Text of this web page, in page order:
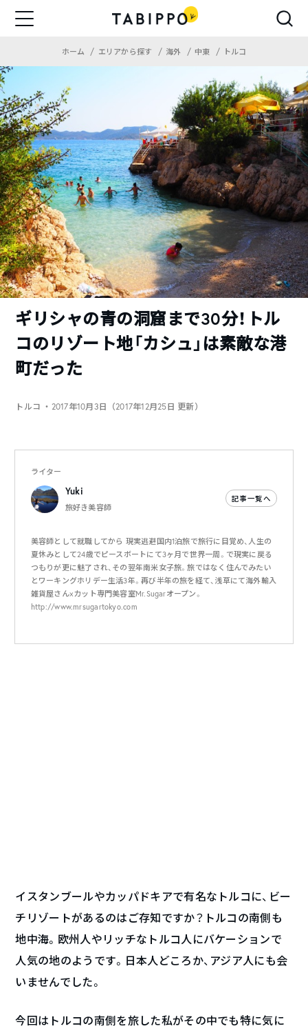
ホーム エリアから探す 海外 中東 トルコ
ギリシャの青の洞窟まで30分！トル
コのリゾート地「カシュ」は素敵な港
町だった
トルコ ・2017年10月3日（2017年12月25日 更新）
ライター
Yuki
旅好き美容師
記事一覧へ
美容師として就職してから 現実逃避国内1泊旅で旅行に目覚め、人生の
夏休みとして24歳でピースボートにて3ヶ月で世界一周。で現実に戻る
つもりが更に魅了され、その翌年南米女子旅。旅ではなく住んでみたい
とワーキングホリデー生活3年。再び半年の旅を経て、浅草にて海外輸入
雑貨屋さん×カット専門美容室Mr.Sugarオープン。
http://www.mrsugartokyo.com
イスタンブールやカッパドキアで有名なトルコに、ビー
チリゾートがあるのはご存知ですか？トルコの南側も
地中海。欧州人やリッチなトルコ人にバケーションで
人気の地のようです。日本人どころか、アジア人にも会
いませんでした。
今回はトルコの南側を旅した私がその中でも特に気に